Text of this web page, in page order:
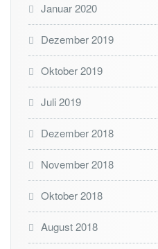
Januar 2020
Dezember 2019
Oktober 2019
Juli 2019
Dezember 2018
November 2018
Oktober 2018
August 2018